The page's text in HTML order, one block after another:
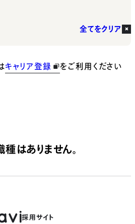
全てをクリア
キャリア登録 をご利用ください
はありません。